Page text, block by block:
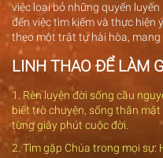
việc loại bỏ những quyến
đến việc tìm kiếm và thực hiện
theo một trật tự hài hòa, mang
LINH THAO ĐỂ LÀM
1. Rèn luyện đời sống cầu
biết trò chuyện, sống thân
từng giây phút cuộc đời.
2. Tìm gặp Chúa trong mọi sự: